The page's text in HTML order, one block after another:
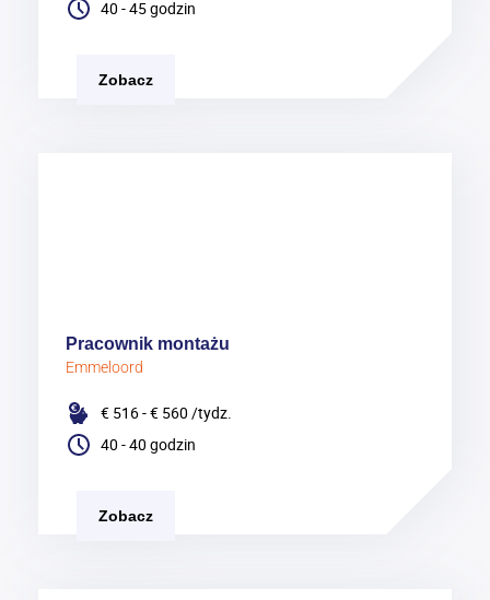
40 - 45 godzin
Zobacz
Pracownik montażu
Emmeloord
€ 516 - € 560 /tydz.
40 - 40 godzin
Zobacz